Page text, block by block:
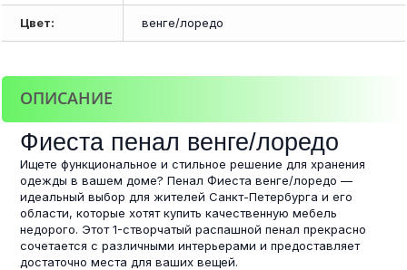
Цвет: венге/лоредо
ОПИСАНИЕ
Фиеста пенал венге/лоредо
Ищете функциональное и стильное решение для хранения
одежды в вашем доме? Пенал Фиеста венге/лоредо —
идеальный выбор для жителей Санкт-Петербурга и его
области, которые хотят купить качественную мебель
недорого. Этот 1-створчатый распашной пенал прекрасно
сочетается с различными интерьерами и предоставляет
достаточно места для ваших вещей.